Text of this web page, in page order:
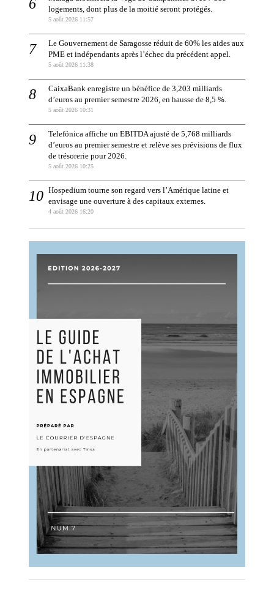
logements, dont plus de la moitié seront protégés.
5 août 2026 11:57
Le Gouvernement de Saragosse réduit de 60% les aides aux
PME et indépendants après l’échec du précédent appel.
5 août 2026 11:38
CaixaBank enregistre un bénéfice de 3,203 milliards
d’euros au premier semestre 2026, en hausse de 8,5 %.
5 août 2026 10:31
Telefónica affiche un EBITDA ajusté de 5,768 milliards
d’euros au premier semestre et relève ses prévisions de flux
de trésorerie pour 2026.
5 août 2026 10:25
Hospedium tourne son regard vers l’Amérique latine et
envisage une ouverture à des capitaux externes.
4 août 2026 16:20